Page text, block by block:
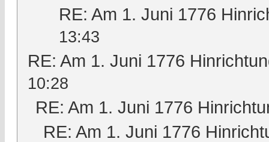
RE: Am 1. Juni 1776
13:43
RE: Am 1. Juni 1776
10:28
RE: Am 1. Juni 1776
RE: Am 1. Juni 1776